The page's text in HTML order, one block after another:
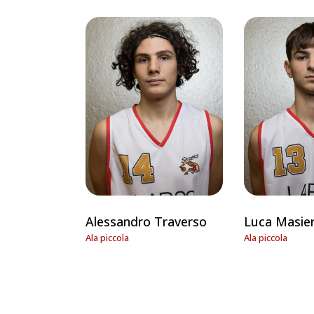
Alessandro Traverso
Ala piccola
Luca
Ala piccola